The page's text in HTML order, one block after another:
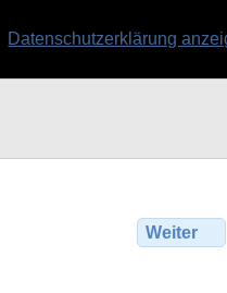
Datenschutzerklärung
Weiter